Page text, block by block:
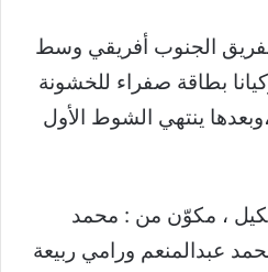
الجنوب أفريقي وسط
بطاقة صفراء للخشونة
مع ديانج في الدقيقة 45 ،وبعدها ينتهي الشوط الأول
، مكوّن من : محمد
عبدالمنعم ورامي ربيعة